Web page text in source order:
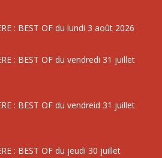
: BEST OF du lundi 3 août 2026
: BEST OF du vendredi 31 juillet
: BEST OF du vendreid 31 juillet
: BEST OF du jeudi 30 juillet